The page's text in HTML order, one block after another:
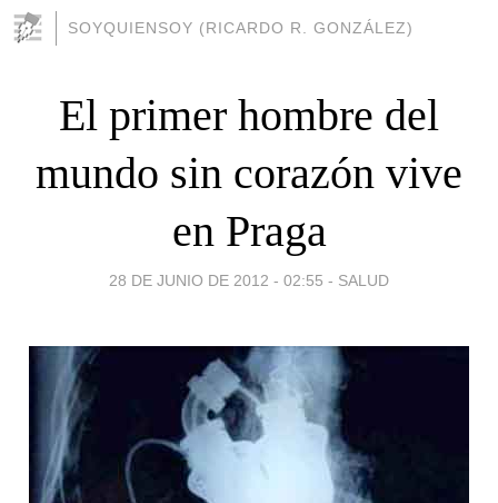
SOYQUIENSOY (RICARDO R. GONZÁLEZ)
El primer hombre del
mundo sin corazón vive
en Praga
28 DE JUNIO DE 2012 - 02:55 - SALUD